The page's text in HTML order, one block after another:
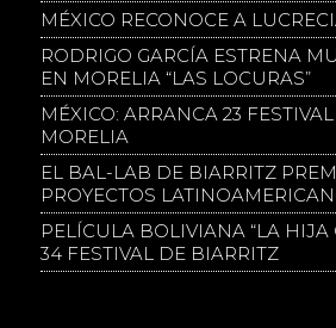
MÉXICO RECONOCE A
RODRIGO GARCÍA ESTRENA
EN MORELIA “LAS LOCURAS”
MÉXICO: ARRANCA 23
MORELIA
EL BAL-LAB DE BIARRITZ
PROYECTOS
PELÍCULA BOLIVIANA “LA HIJA
34 FESTIVAL DE BIARRITZ